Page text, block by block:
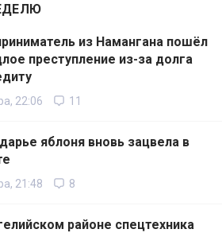
из Намангана пошёл
преступление из-за долга
22:06 11
яблоня вновь зацвела в
21:48 8
районе спецтехника